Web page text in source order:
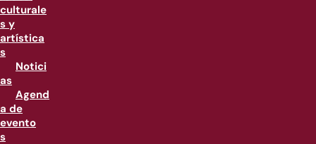
culturale
s y
artística
s
Notici
as
Agend
a de
evento
s